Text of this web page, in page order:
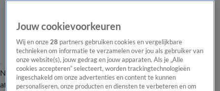
Nieuws van de DagOpinie van de Dag Onze categorieën Laatste
afleveringVideo's Nieuws van de Dag Podcast
Jouw cookievoorkeuren
Wij en onze28 partners gebruiken cookies en vergelijkbare
technieken om informatie te verzamelen over jou als gebruiker van
onze website(s), jouw gedrag en jouw apparaten. Als je „Alle
cookies accepteren” selecteert, worden trackingtechnologieën
ingeschakeld om onze advertenties en content te kunnen
personaliseren, onze producten en diensten te verbeteren en om